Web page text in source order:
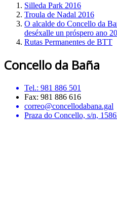
Silleda Park 2016
Troula de Nadal 2016
O alcalde do Concello da
deséxalle un próspero ano
Rutas Permanentes de BTT
Concello da Baña
Tel.: 981 886 501
Fax: 981 886 616
correo@concellodabana.gal
Praza do Concello, s/n,